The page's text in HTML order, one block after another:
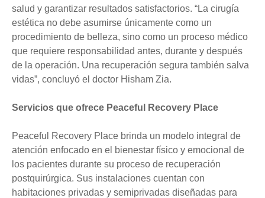
salud y garantizar resultados satisfactorios. “La cirugía
estética no debe asumirse únicamente como un
procedimiento de belleza, sino como un proceso médico
que requiere responsabilidad antes, durante y después
de la operación. Una recuperación segura también salva
vidas”, concluyó el doctor Hisham Zia.
Servicios que ofrece Peaceful Recovery Place
Peaceful Recovery Place brinda un modelo integral de
atención enfocado en el bienestar físico y emocional de
los pacientes durante su proceso de recuperación
postquirúrgica. Sus instalaciones cuentan con
habitaciones privadas y semiprivadas diseñadas para